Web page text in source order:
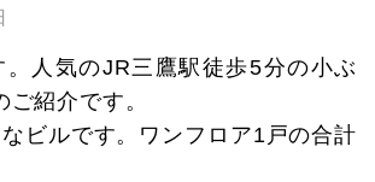
人気のJR三鷹駅徒歩5分の小ぶ
ご紹介です。
ビルです。ワンフロア1戸の合計